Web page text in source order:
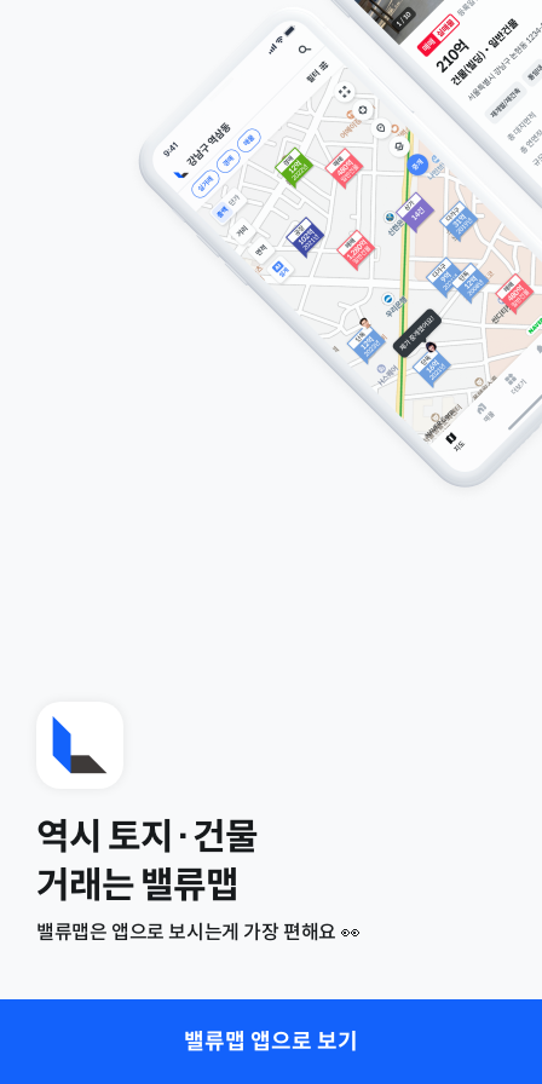
역시 토지·건물
거래는 밸류맵
밸류맵은 앱으로 보시는게 가장 편해요 👀
밸류맵 앱으로 보기